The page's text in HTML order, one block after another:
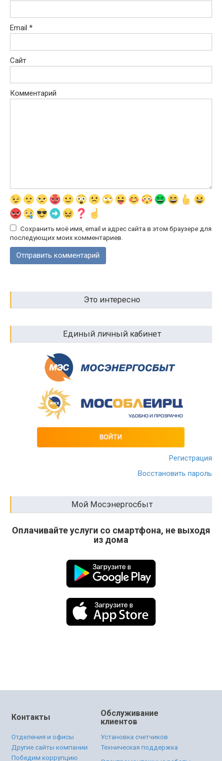
Email *
Сайт
Комментарий
Сохранить моё имя, email и адрес сайта в этом браузере для
последующих моих комментариев.
Это интересно
Единый личный кабинет
Регистрация
Восстановить пароль
Мой Мосэнергосбыт
Оплачивайте услуги со смартфона, не выходя
из дома
Контакты
Обслуживание
клиентов
Отделения и офисы
Установка счетчиков
Другие сайты компании
Техническая поддержка
Победим коррупцию